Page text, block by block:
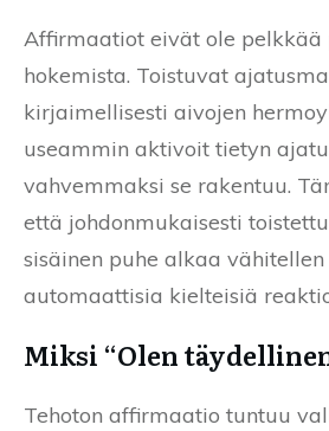
Affirmaatiot eivät ole pelkkää
hokemista. Toistuvat
kirjaimellisesti aivojen
useammin aktivoit tietyn
vahvemmaksi se rakentuu.
että johdonmukaisesti
sisäinen puhe alkaa
automaattisia kielteisiä
Miksi “Olen
Tehoton affirmaatio tuntuu